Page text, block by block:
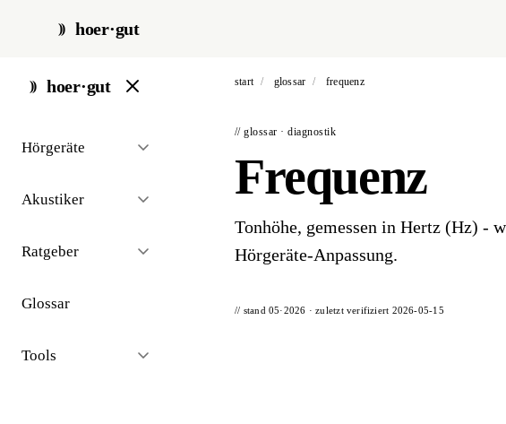
hoer·gut
hoer·gut
Hörgeräte
Akustiker
Ratgeber
Glossar
Tools
start / glossar / frequenz
// glossar · diagnostik
Frequenz
Tonhöhe, gemessen in Hertz (Hz) -
Hörgeräte-Anpassung.
// stand 05·2026 · zuletzt verifiziert 2026-05-15